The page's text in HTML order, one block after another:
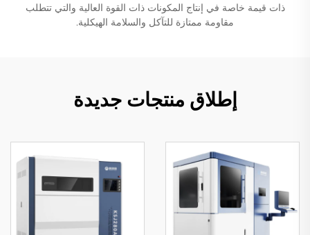
ذات قيمة خاصة في إنتاج المكونات ذات القوة العالية والتي تتطلب
مقاومة ممتازة للتآكل والسلامة الهيكلية.
إطلاق منتجات جديدة